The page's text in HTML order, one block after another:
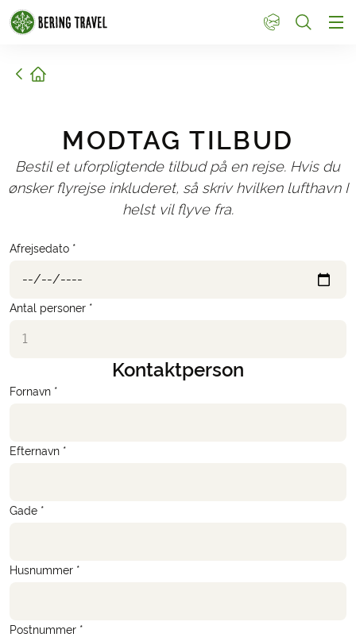
1
Hjem
MODTAG TILBUD
Bestil et uforpligtende tilbud på en rejse. Hvis du
ønsker flyrejse inkluderet, så skriv hvilken lufthavn I
helst vil flyve fra.
Afrejsedato *
Antal personer *
Kontaktperson
Fornavn *
Efternavn *
Gade *
Husnummer *
Postnummer *